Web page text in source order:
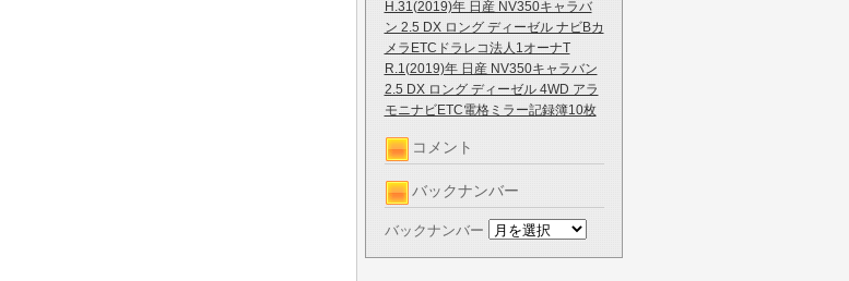
H.31(2019)年 日産 NV350キャラバ
ン 2.5 DX ロング ディーゼル ナビBカ
メラETCドラレコ法人1オーナT
R.1(2019)年 日産 NV350キャラバン
2.5 DX ロング ディーゼル 4WD アラ
モニナビETC電格ミラー記録簿10枚
コメント
バックナンバー
バックナンバー